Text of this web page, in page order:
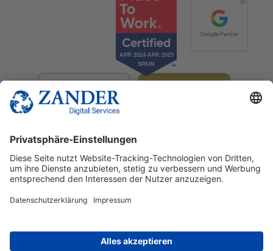
© 2025 Zander Digital Services Deutschland GmbH